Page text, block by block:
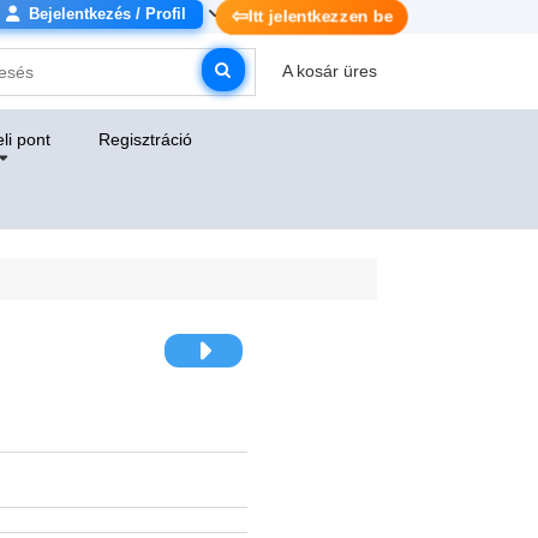
Bejelentkezés / Profil ⇦Itt jelentkezzen be
A kosár üres
pont Regisztráció